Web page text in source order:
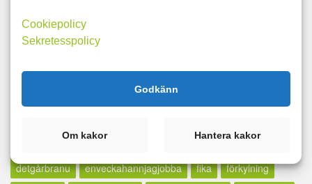
dag2 dag26 dag4 dag5
dagens
detgårbranu
enveckahannjagjobba fika
förkylning
Cookiepolicy
Sekretesspolicy
Godkänn
Om kakor Hantera kakor